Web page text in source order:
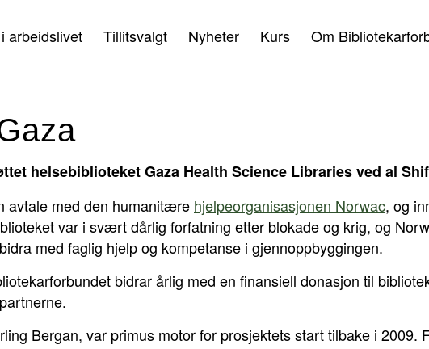
arbeidslivet Tillitsvalgt Nyheter Kurs Om
helsebiblioteket Gaza Health Science Libraries ved al
avtale med den humanitære hjelpeorganisasjonen Norwac, og
var i svært dårlig forfatning etter blokade og krig, og
med faglig hjelp og kompetanse i gjennoppbyggingen.
bidrar årlig med en finansiell donasjon til
Bergan, var primus motor for prosjektets start tilbake i 2009.